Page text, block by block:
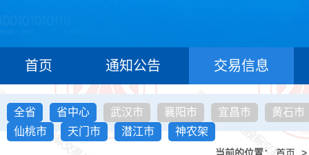
首页 通知公告 交易信息
全省 省中心 武汉市 襄阳市 宜昌市
黄石市
仙桃市
天门市 潜江市 神农架